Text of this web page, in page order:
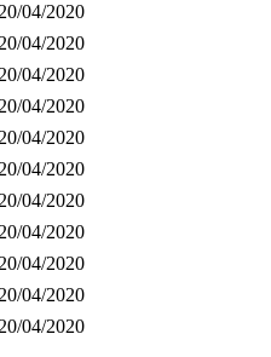
20/04/2020
20/04/2020
20/04/2020
20/04/2020
20/04/2020
20/04/2020
20/04/2020
20/04/2020
20/04/2020
20/04/2020
20/04/2020